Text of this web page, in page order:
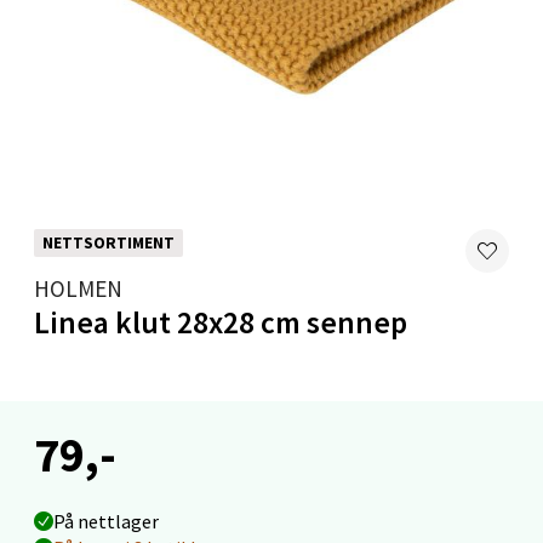
NETTSORTIMENT
HOLMEN
Linea klut 28x28 cm sennep
79,-
På nettlager
Åpent i dag 10-20
0 i butikk
Mandal - Alti Mandal
Skarvøyveien 55, 4517 Mandal